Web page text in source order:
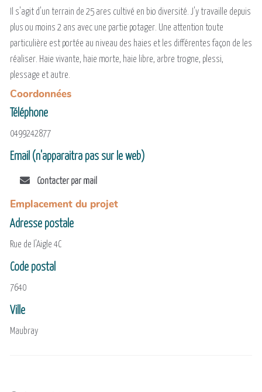
Il s'agit d'un terrain de 25 ares cultivé en bio diversité. J'y travaille depuis
plus ou moins 2 ans avec une partie potager. Une attention toute
particulière est portée au niveau des haies et les différentes façon de les
réaliser. Haie vivante, haie morte, haie libre, arbre trogne, plessi,
plessage et autre.
Coordonnées
Téléphone
0499242877
Email (n'apparaitra pas sur le web)
Contacter par mail
Emplacement du projet
Adresse postale
Rue de l'Aigle 4C
Code postal
7640
Ville
Maubray